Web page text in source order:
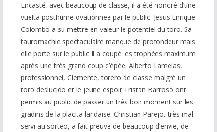
Encasté, avec beaucoup de classe, il a été honoré d’une
vuelta posthume ovationnée par le public. Jésus Enrique
Colombo a su mettre en valeur le potentiel du toro. Sa
tauromachie spectaculaire manque de profondeur mais
elle porte sur le public Il a coupé les trophées maximum
après une très grand coup d’épée. Alberto Lamelas,
professionnel, Clemente, torero de classe malgré un
toro deslucido et le jeune espoir Tristan Barroso ont
permis au public de passer un très bon moment sur les
gradins de la placita landaise. Christian Parejo, très mal
servi au sorteo, a fait preuve de beaucoup d’envie, de